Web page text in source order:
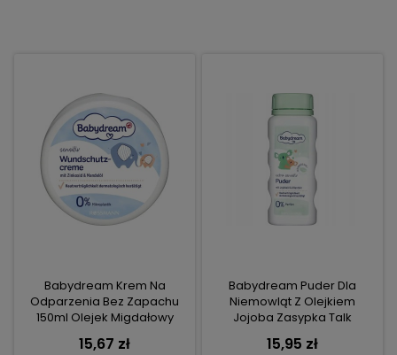
Babydream Krem Na
Odparzenia Bez Zapachu
150ml Olejek Migdałowy
15,67 zł
Babydream Puder Dla
Niemowląt Z Olejkiem
Jojoba Zasypka Talk
15,95 zł